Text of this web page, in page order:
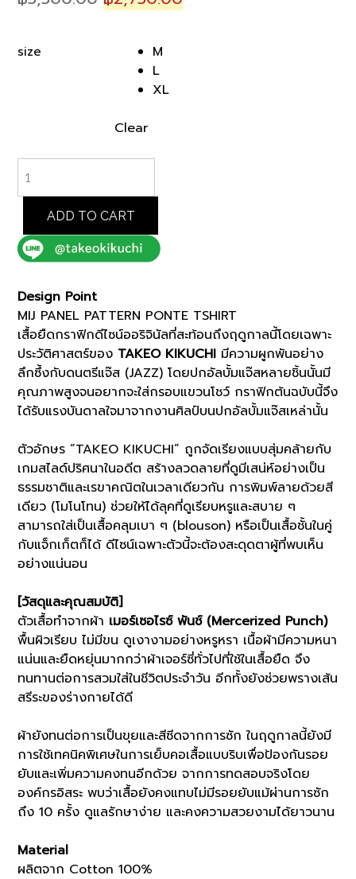
฿5,500.00.
size
M
L
XL
Clear
MIJ
PANEL
PATTERN
PONTE
TSHIRT
(07022002)
quantity
ADD TO CART
Design Point
MIJ PANEL PATTERN PONTE TSHIRT
เสื้อยืดกราฟิกดีไซน์ออริจินัลที่สะท้อนถึงฤดูกาลนี้โดยเฉพาะ
ประวัติศาสตร์ของ TAKEO KIKUCHI มีความผูกพันอย่าง
ลึกซึ้งกับดนตรีแจ๊ส (JAZZ) โดยปกอัลบั้มแจ๊สหลายชิ้นนั้นมี
คุณภาพสูงจนอยากจะใส่กรอบแขวนโชว์ กราฟิกต้นฉบับนี้จึง
ได้รับแรงบันดาลใจมาจากงานศิลป์บนปกอัลบั้มแจ๊สเหล่านั้น
ตัวอักษร “TAKEO KIKUCHI” ถูกจัดเรียงแบบสุ่มคล้ายกับ
เกมสไลด์ปริศนาในอดีต สร้างลวดลายที่ดูมีเสน่ห์อย่างเป็น
ธรรมชาติและเรขาคณิตในเวลาเดียวกัน การพิมพ์ลายด้วยสี
เดียว (โมโนโทน) ช่วยให้ได้ลุคที่ดูเรียบหรูและสบาย ๆ
สามารถใส่เป็นเสื้อคลุมเบา ๆ (blouson) หรือเป็นเสื้อชั้นในคู่
กับแจ็กเก็ตก็ได้ ดีไซน์เฉพาะตัวนี้จะต้องสะดุดตาผู้ที่พบเห็น
อย่างแน่นอน
[วัสดุและคุณสมบัติ]
ตัวเสื้อทำจากผ้า เมอร์เซอไรซ์ พันช์ (Mercerized Punch)
พื้นผิวเรียบ ไม่มีขน ดูเงางามอย่างหรูหรา เนื้อผ้ามีความหนา
แน่นและยืดหยุ่นมากกว่าผ้าเจอร์ซี่ทั่วไปที่ใช้ในเสื้อยืด จึง
ทนทานต่อการสวมใส่ในชีวิตประจำวัน อีกทั้งยังช่วยพรางเส้น
สรีระของร่างกายได้ดี
ผ้ายังทนต่อการเป็นขุยและสีซีดจากการซักในฤดูกาลนี้ยังมี
การใช้เทคนิคพิเศษในการเย็บคอเสื้อแบบริบเพื่อป้องกันรอย
ยับและเพิ่มความคงทนอีกด้วย จากการทดสอบจริงโดย
องค์กรอิสระ พบว่าเสื้อยังคงแทบไม่มีรอยยับแม้ผ่านการซัก
ถึง 10 ครั้ง ดูแลรักษาง่าย และคงความสวยงามได้ยาวนาน
Material
ผลิตจาก Cotton 100%